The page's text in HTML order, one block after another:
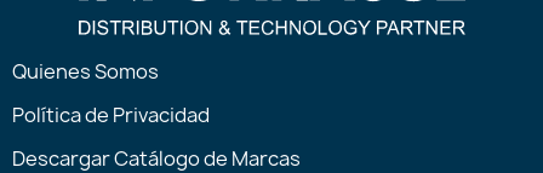
Quienes Somos
Política de Privacidad
Descargar Catálogo de Marcas